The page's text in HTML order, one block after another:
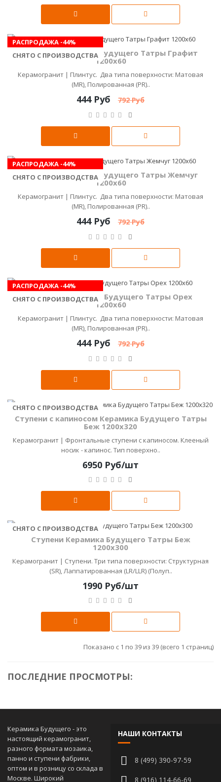
РАСПРОДАЖА -44%
СНЯТО С ПРОИЗВОДСТВА
Плинтус Керамика Будущего Татры Графит
1200х60
Керамогранит | Плинтус. Два типа поверхности: Матовая
(MR), Полированная (PR)..
444 Руб 792 Руб
РАСПРОДАЖА -44%
СНЯТО С ПРОИЗВОДСТВА
Плинтус Керамика Будущего Татры Жемчуг
1200х60
Керамогранит | Плинтус. Два типа поверхности: Матовая
(MR), Полированная (PR)..
444 Руб 792 Руб
РАСПРОДАЖА -44%
СНЯТО С ПРОИЗВОДСТВА
Плинтус Керамика Будущего Татры Орех
1200х60
Керамогранит | Плинтус. Два типа поверхности: Матовая
(MR), Полированная (PR)..
444 Руб 792 Руб
СНЯТО С ПРОИЗВОДСТВА
Ступени с капиносом Керамика Будущего Татры
Беж 1200х320
Керамогранит | Фронтальные ступени с капиносом. Клееный
носик - капинос. Тип поверхно..
6950 Руб/шт
СНЯТО С ПРОИЗВОДСТВА
Ступени Керамика Будущего Татры Беж
1200х300
Керамогранит | Ступени. Три типа поверхности: Структурная
(SR), Лаппатированная (LR/LLR) (Полуп..
1990 Руб/шт
Показано с 1 по 39 из 39 (всего 1 страниц)
ПОСЛЕДНИЕ ПРОСМОТРЫ:
Керамика Будущего - это
настоящий керамогранит,
разного формата мозаика,
панно и ступени фабрики,
оптом и в розницу со склада в
Москве. Широкий
НАШИ КОНТАКТЫ
8 (499) 390-97-59
8 (916) 114-66-69